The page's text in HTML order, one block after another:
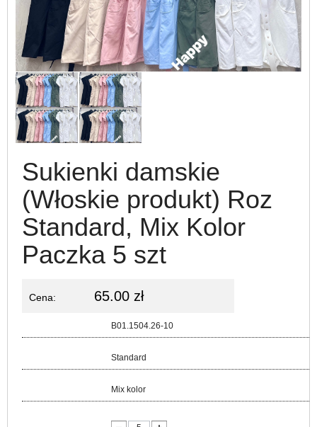
Sukienki damskie
(Włoskie produkt) Roz
Standard, Mix Kolor
Paczka 5 szt
Cena: 65.00 zł
B01.1504.26-10
Standard
Mix kolor